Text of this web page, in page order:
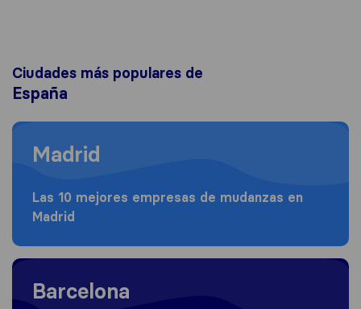
Ciudades más populares de
España
Moving to Madrid
Madrid
Las 10 mejores empresas de mudanzas en
Madrid
Moving to Barcelona
Barcelona